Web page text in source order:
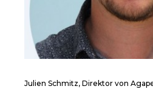
Julien Schmitz, Direktor von